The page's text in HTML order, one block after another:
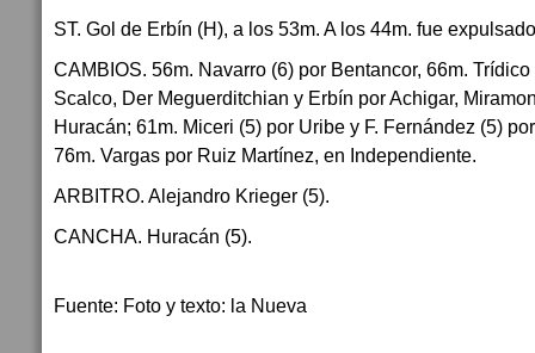
ST. Gol de Erbín (H), a los 53m. A los 44m. fue
CAMBIOS. 56m. Navarro (6) por Bentancor, 66m.
Scalco, Der Meguerditchian y Erbín por Achigar,
Huracán; 61m. Miceri (5) por Uribe y F. Fernández (5)
76m. Vargas por Ruiz Martínez, en Independiente.
ARBITRO. Alejandro Krieger (5).
CANCHA. Huracán (5).
Fuente: Foto y texto: la Nueva